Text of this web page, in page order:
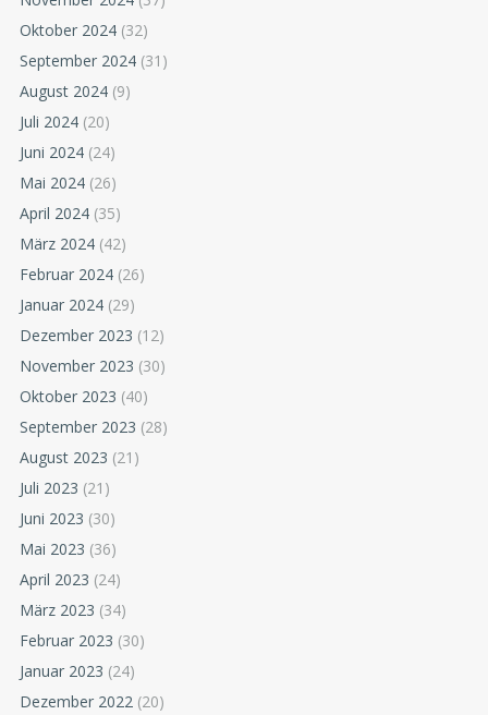
Oktober 2024 (32)
September 2024 (31)
August 2024 (9)
Juli 2024 (20)
Juni 2024 (24)
Mai 2024 (26)
April 2024 (35)
März 2024 (42)
Februar 2024 (26)
Januar 2024 (29)
Dezember 2023 (12)
November 2023 (30)
Oktober 2023 (40)
September 2023 (28)
August 2023 (21)
Juli 2023 (21)
Juni 2023 (30)
Mai 2023 (36)
April 2023 (24)
März 2023 (34)
Februar 2023 (30)
Januar 2023 (24)
Dezember 2022 (20)